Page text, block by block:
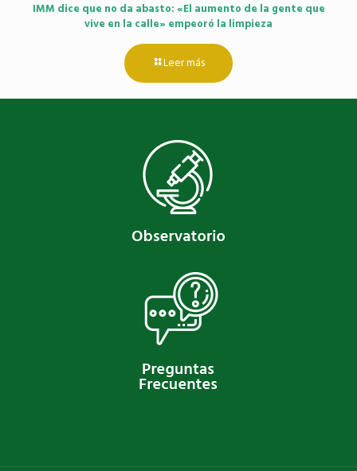
IMM dice que no da abasto: «El aumento de la gente que
vive en la calle» empeoró la limpieza
Leer más